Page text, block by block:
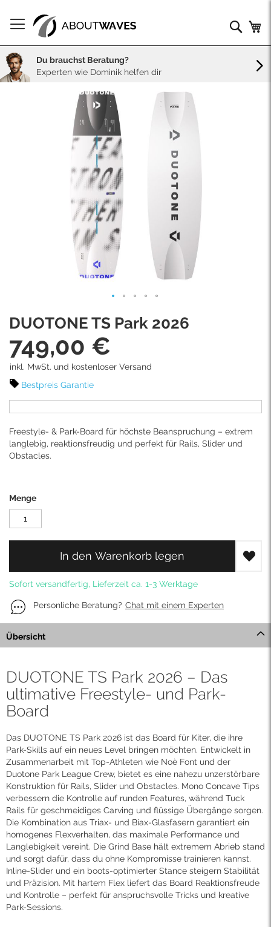
zum
Inhalt
Du brauchst Beratung?
Experten wie Dominik helfen dir
DUOTONE TS Park 2026
749,00 €
inkl. MwSt. und kostenloser Versand
Bestpreis Garantie
Freestyle- & Park-Board für höchste Beanspruchung – extrem
langlebig, reaktionsfreudig und perfekt für Rails, Slider und
Obstacles.
Menge
In den Warenkorb legen
Sofort versandfertig, Lieferzeit ca. 1-3 Werktage
Personliche Beratung? Chat mit einem Experten
to
beginning
of
the
images
Übersicht
DUOTONE TS Park 2026 – Das
ultimative Freestyle- und Park-
Board
Das DUOTONE TS Park 2026 ist das Board für Kiter, die ihre
Park-Skills auf ein neues Level bringen möchten. Entwickelt in
Zusammenarbeit mit Top-Athleten wie Noè Font und der
Duotone Park League Crew, bietet es eine nahezu unzerstörbare
Konstruktion für Rails, Slider und Obstacles. Mono Concave Tips
verbessern die Kontrolle auf runden Features, während Tuck
Rails für geschmeidiges Carving und flüssige Übergänge sorgen.
Die Kombination aus Triax- und Biax-Glasfasern garantiert ein
homogenes Flexverhalten, das maximale Performance und
Langlebigkeit vereint. Die Grind Base hält extremem Abrieb stand
und sorgt dafür, dass du ohne Kompromisse trainieren kannst.
Inline-Slider und ein boots-optimierter Stance steigern Stabilität
und Präzision. Mit hartem Flex liefert das Board Reaktionsfreude
und Kontrolle – perfekt für anspruchsvolle Tricks und kreative
Park-Sessions.